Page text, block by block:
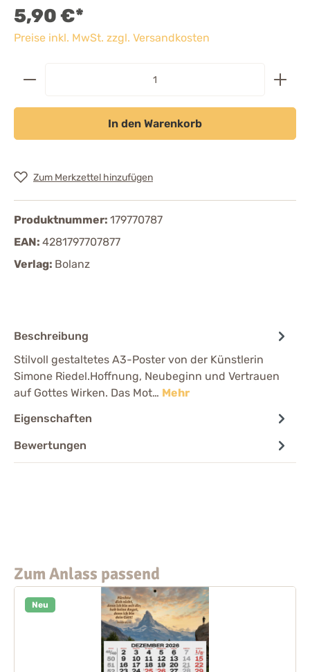
5,90 €*
Preise inkl. MwSt. zzgl. Versandkosten
In den Warenkorb
Zum Merkzettel hinzufügen
Produktnummer: 179770787
EAN: 4281797707877
Verlag: Bolanz
Beschreibung
Stilvoll gestaltetes A3-Poster von der Künstlerin
Simone Riedel.Hoffnung, Neubeginn und Vertrauen
auf Gottes Wirken. Das Mot… Mehr
Eigenschaften
Bewertungen
Zum Anlass passend
Neu